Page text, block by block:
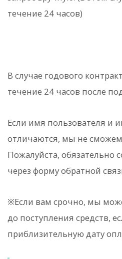
течение 24 часов)
В случае годового
течение 24 часов после
Если имя пользователя и
отличаются, мы не
Пожалуйста, обязательно
через форму обратной
※Если вам срочно, мы
до поступления средств,
приблизительную дату